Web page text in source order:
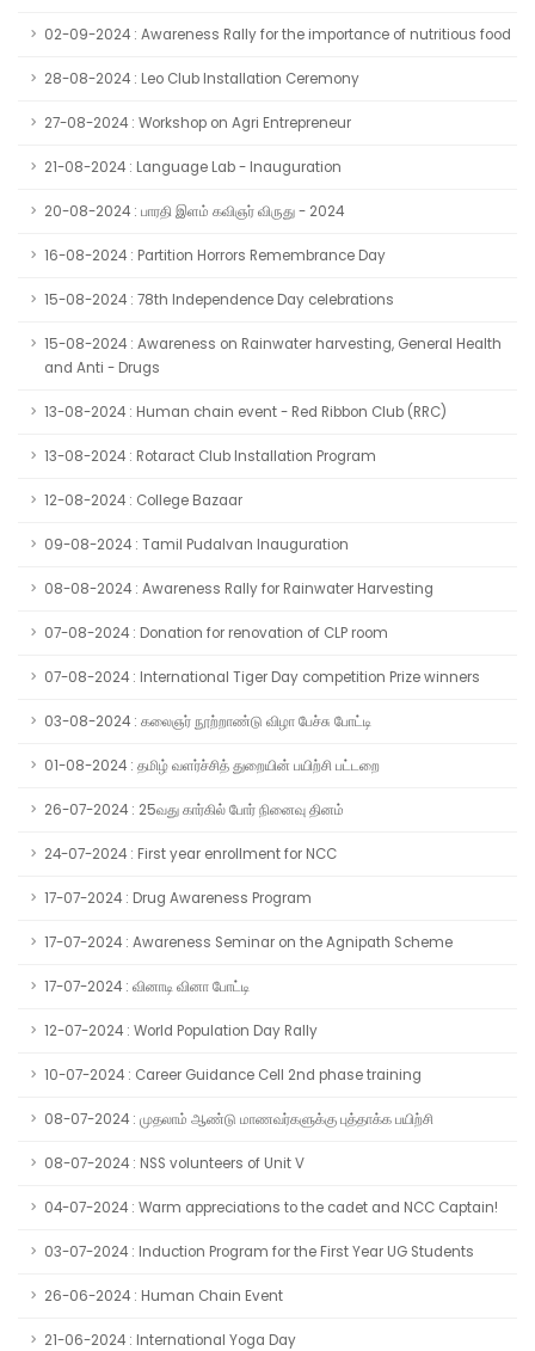
02-09-2024 : Awareness Rally for the importance of nutritious food
28-08-2024 : Leo Club Installation Ceremony
27-08-2024 : Workshop on Agri Entrepreneur
21-08-2024 : Language Lab - Inauguration
20-08-2024 : பாரதி இளம் கவிஞர் விருது - 2024
16-08-2024 : Partition Horrors Remembrance Day
15-08-2024 : 78th Independence Day celebrations
15-08-2024 : Awareness on Rainwater harvesting, General Health
and Anti - Drugs
13-08-2024 : Human chain event - Red Ribbon Club (RRC)
13-08-2024 : Rotaract Club Installation Program
12-08-2024 : College Bazaar
09-08-2024 : Tamil Pudalvan Inauguration
08-08-2024 : Awareness Rally for Rainwater Harvesting
07-08-2024 : Donation for renovation of CLP room
07-08-2024 : International Tiger Day competition Prize winners
03-08-2024 : கலைஞர் நூற்றாண்டு விழா பேச்சு போட்டி
01-08-2024 : தமிழ் வளர்ச்சித் துறையின் பயிற்சி பட்டறை
26-07-2024 : 25வது கார்கில் போர் நினைவு தினம்
24-07-2024 : First year enrollment for NCC
17-07-2024 : Drug Awareness Program
17-07-2024 : Awareness Seminar on the Agnipath Scheme
17-07-2024 : வினாடி வினா போட்டி
12-07-2024 : World Population Day Rally
10-07-2024 : Career Guidance Cell 2nd phase training
08-07-2024 : முதலாம் ஆண்டு மாணவர்களுக்கு புத்தாக்க பயிற்சி
08-07-2024 : NSS volunteers of Unit V
04-07-2024 : Warm appreciations to the cadet and NCC Captain!
03-07-2024 : Induction Program for the First Year UG Students
26-06-2024 : Human Chain Event
21-06-2024 : International Yoga Day